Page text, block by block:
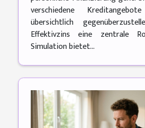
verschiedene
übersichtlich
Effektivzins eine zentrale
Simulation bietet...